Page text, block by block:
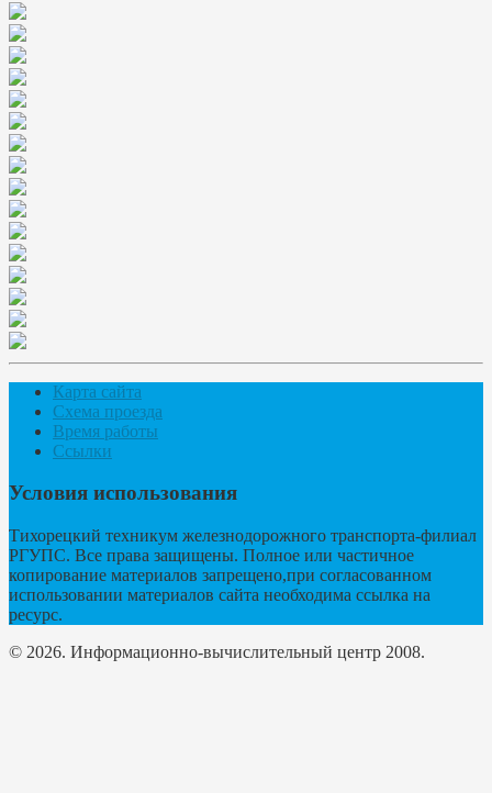
Карта сайта
Схема проезда
Время работы
Ссылки
Условия использования
Тихорецкий техникум железнодорожного транспорта-филиал
РГУПС. Все права защищены. Полное или частичное
копирование материалов запрещено,при согласованном
использовании материалов сайта необходима ссылка на
ресурс.
© 2026. Информационно-вычислительный центр 2008.